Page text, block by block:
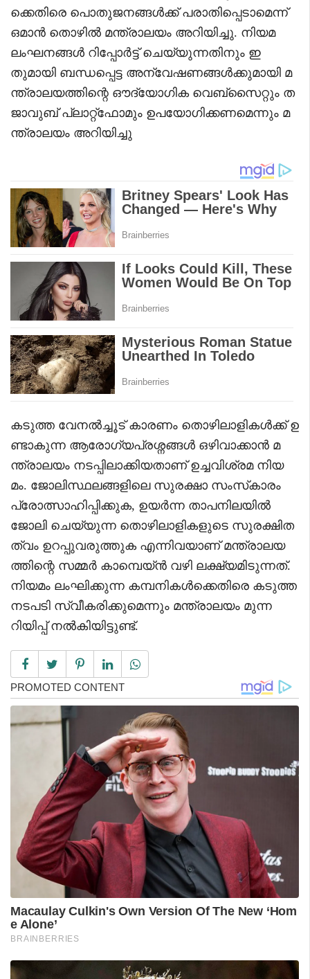
ക്കെതിരെ പൊതുജനങ്ങൾക്ക് പരാതിപ്പെടാമെന്ന്
ഒമാൻ തൊഴിൽ മന്ത്രാലയം അറിയിച്ചു. നിയമ
ലംഘനങ്ങൾ റിപ്പോർട്ട് ചെയ്യുന്നതിനും ഇ
തുമായി ബന്ധപ്പെട്ട അന്വേഷണങ്ങൾക്കുമായി മ
ന്ത്രാലയത്തിന്റെ ഔദ്യോഗിക വെബ്‌സൈറ്റും ത
ജാവുബ് പ്ലാറ്റ്‌ഫോമും ഉപയോഗിക്കണമെന്നും മ
ന്ത്രാലയം അറിയിച്ചു
കടുത്ത വേനൽച്ചൂട് കാരണം തൊഴിലാളികൾക്ക് ഉ
ണ്ടാകുന്ന ആരോഗ്യപ്രശ്നങ്ങൾ ഒഴിവാക്കാൻ മ
ന്ത്രാലയം നടപ്പിലാക്കിയതാണ് ഉച്ചവിശ്രമ നിയ
മം. ജോലിസ്ഥലങ്ങളിലെ സുരക്ഷാ സംസ്‌കാരം
പ്രോത്സാഹിപ്പിക്കുക, ഉയർന്ന താപനിലയിൽ
ജോലി ചെയ്യുന്ന തൊഴിലാളികളുടെ സുരക്ഷിത
ത്വം ഉറപ്പുവരുത്തുക എന്നിവയാണ് മന്ത്രാലയ
ത്തിന്റെ സമ്മർ കാമ്പെയ്ൻ വഴി ലക്ഷ്യമിടുന്നത്.
നിയമം ലംഘിക്കുന്ന കമ്പനികൾക്കെതിരെ കടുത്ത
നടപടി സ്വീകരിക്കുമെന്നും മന്ത്രാലയം മുന്ന
റിയിപ്പ് നൽകിയിട്ടുണ്ട്.